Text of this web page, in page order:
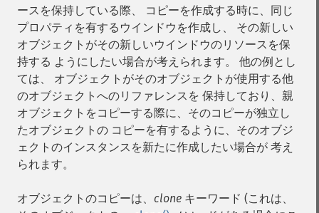
ースを保持している際、 コピーを作成する時に、同じ
プロパティを有するウインドウを作成し、 その新しい
オブジェクトがその新しいウインドウのリソースを保
持する ようにしたい場合が考えられます。 他の例とし
ては、 オブジェクトがそのオブジェクトが使用する他
のオブジェクトへのリファレンスを 保持しており、親
オブジェクトをコピーする際に、そのコピーが独立し
たオブジェクトの コピーを有するように、そのオブジ
ェクトのインスタンスを新たに作成したい場合が 考え
られます。
オブジェクトのコピーは、 clone キーワード (これは、